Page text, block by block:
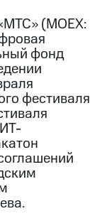
(MOEX:
фонд
фестиваля